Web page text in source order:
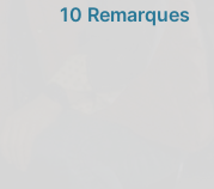
10 Remarques